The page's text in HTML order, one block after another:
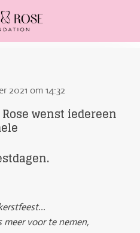
2021 om 14:32
wenst iedereen
meer voor te nemen,